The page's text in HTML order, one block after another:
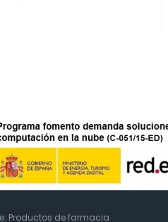
Productos de farmacia